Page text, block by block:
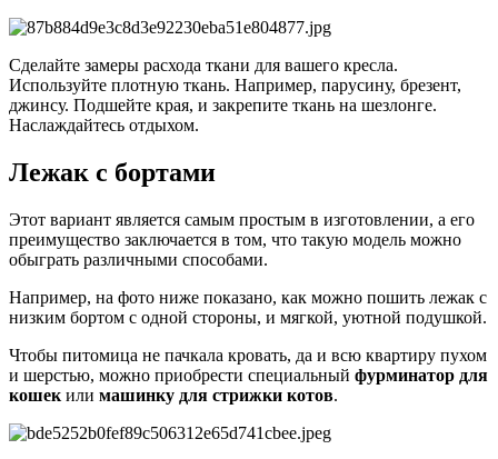
Сделайте замеры расхода ткани для вашего кресла.
Используйте плотную ткань. Например, парусину, брезент,
джинсу. Подшейте края, и закрепите ткань на шезлонге.
Наслаждайтесь отдыхом.
Лежак с бортами
Этот вариант является самым простым в изготовлении, а его
преимущество заключается в том, что такую модель можно
обыграть различными способами.
Например, на фото ниже показано, как можно пошить лежак с
низким бортом с одной стороны, и мягкой, уютной подушкой.
Чтобы питомица не пачкала кровать, да и всю квартиру пухом
и шерстью, можно приобрести специальный фурминатор для
кошек или машинку для стрижки котов.